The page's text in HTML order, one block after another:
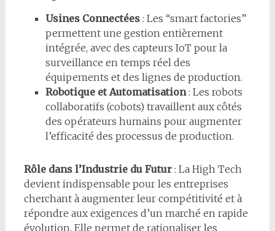
Usines Connectées: Les “smart factories”
permettent une gestion entièrement
intégrée, avec des capteurs IoT pour la
surveillance en temps réel des
équipements et des lignes de production.
Robotique et Automatisation: Les robots
collaboratifs (cobots) travaillent aux côtés
des opérateurs humains pour augmenter
l’efficacité des processus de production.
Rôle dans l’Industrie du Futur: La High Tech
devient indispensable pour les entreprises
cherchant à augmenter leur compétitivité et à
répondre aux exigences d’un marché en rapide
évolution. Elle permet de rationaliser les